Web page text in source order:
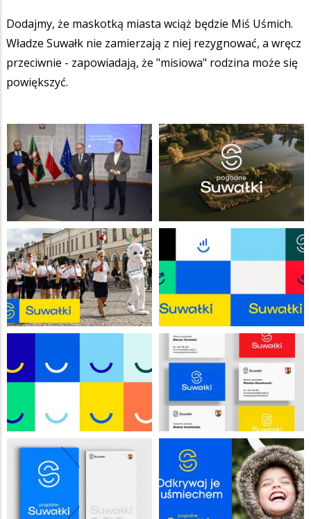
Dodajmy, że maskotką miasta wciąż będzie Miś Uśmich.
Władze Suwałk nie zamierzają z niej rezygnować, a wręcz
przeciwnie - zapowiadają, że "misiowa" rodzina może się
powiększyć.